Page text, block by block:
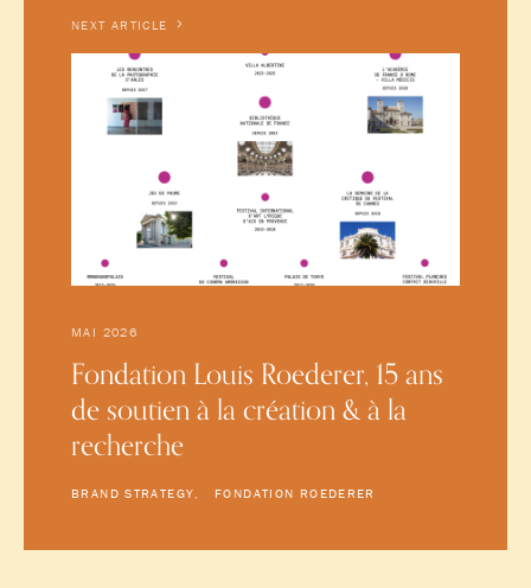
NEXT ARTICLE
MAI 2026
Fondation Louis Roederer, 15 ans
de soutien à la création & à la
recherche
BRAND STRATEGY FONDATION ROEDERER